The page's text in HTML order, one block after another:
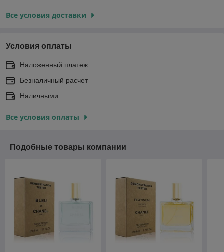
Все условия доставки
Условия оплаты
Наложенный платеж
Безналичный расчет
Наличными
Все условия оплаты
Подобные товары компании